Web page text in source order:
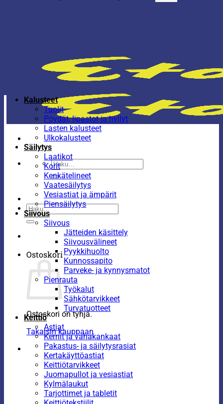
Etsi:
Etsi:
Ostoskori
Ostoskori on tyhjä.
Takaisin kauppaan
Kalusteet
Tuolit
Pöydät, lipastot ja hyllyt
Lasten kalusteet
Ulkokalusteet
Säilytys
Laatikot
Korit
Kenkätelineet
Vaatesäilytys
Vesiastiat ja ämpärit
Piensäilytys
Siivous
Siivous
Jätteiden käsittely
Siivousvälineet
Pyykkihuolto
Kunnossapito
Parveke- ja kynnysmatot
Pienrauta
Työkalut
Sähkötarvikkeet
Turvatuotteet
Keittiö
Astiat
Kernit ja vahakankaat
Pakastus- ja säilytysrasiat
Kertakäyttöastiat
Keittiötarvikkeet
Juomapullot ja vesiastiat
Kylmälaukut
Tarjottimet ja tabletit